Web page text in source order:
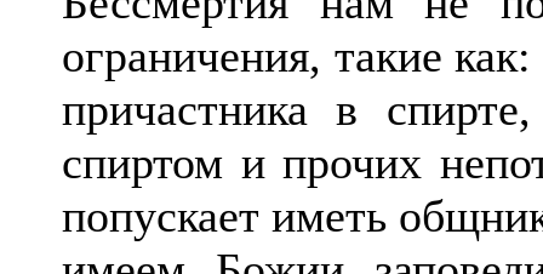
ограничения, такие
причастника в
спиртом и прочих
попускает иметь